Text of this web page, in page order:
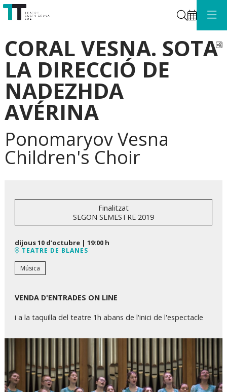
Cerca
CORAL VESNA. SOTA
LA DIRECCIÓ DE
NADEZHDA
AVÉRINA
Ponomaryov Vesna
Children's Choir
Finalitzat
SEGON SEMESTRE 2019
dijous 10 d’octubre | 19:00 h
TEATRE DE BLANES
Música
VENDA D'ENTRADES ON LINE
i a la taquilla del teatre 1h abans de l'inici de l'espectacle